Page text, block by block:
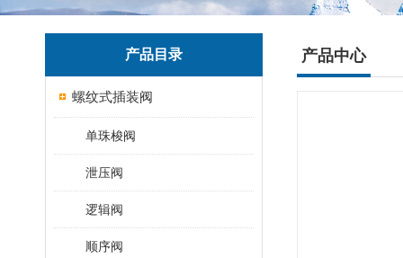
产品目录
螺纹式插装阀
单珠梭阀
泄压阀
逻辑阀
顺序阀
产品中心